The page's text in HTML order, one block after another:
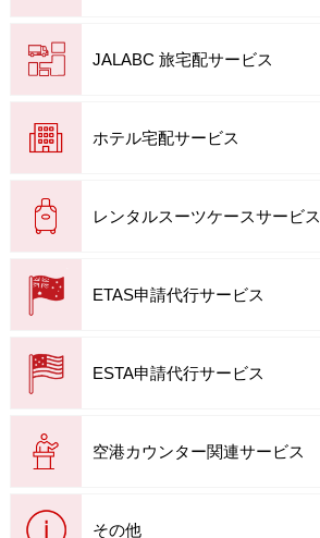
JALABC 旅宅配サービス
ホテル宅配サービス
レンタルスーツケースサービス
ETAS申請代行サービス
ESTA申請代行サービス
空港カウンター関連サービス
その他